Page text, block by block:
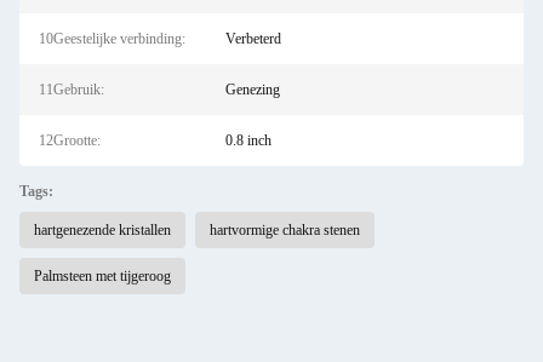
10Geestelijke verbinding: Verbeterd
11Gebruik: Genezing
12Grootte: 0.8 inch
Tags:
hartgenezende kristallen hartvormige chakra stenen
Palmsteen met tijgeroog